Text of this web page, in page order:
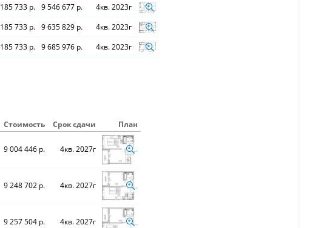
185 733 р. 9 546 677 р.
4кв. 2023г
185 733 р. 9 635 829 р.
4кв. 2023г
185 733 р. 9 685 976 р. 4кв. 2023г
Стоимость Срок сдачи План
9 004 446 р. 4кв. 2027г
9 248 702 р. 4кв. 2027г
9 257 504 р. 4кв. 2027г